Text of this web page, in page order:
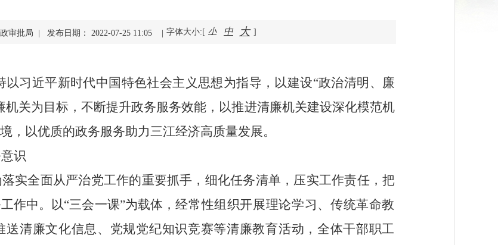
审批局 | 发布日期： 2022-07-25 11:05 | 字体大小:[ 小 中 大 ]
以习近平新时代中国特色社会主义思想为指导，以建设“政治清明、廉
关为目标， 不断提升政务服务效能，以推进清廉机关建设深化模范机
， 以优质的政务服务助力三江经济高质量发展。
识
实全面从严治党工作的重要抓手，细化任务清单，压实工作责任，把
作中。
以“三会一课”为载体，经常性组织开展理论学习、传统革命教
清廉文化信息、党规党纪知识竞赛等清廉教育活动，全体干部职工